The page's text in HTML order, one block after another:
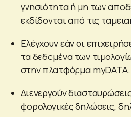
γνησιότητα ή μη των
εκδίδονται από τις
Ελέγχουν εάν οι
τα δεδομένα των
στην πλατφόρμα myDATA.
Διενεργούν
φορολογικές δηλώσεις,